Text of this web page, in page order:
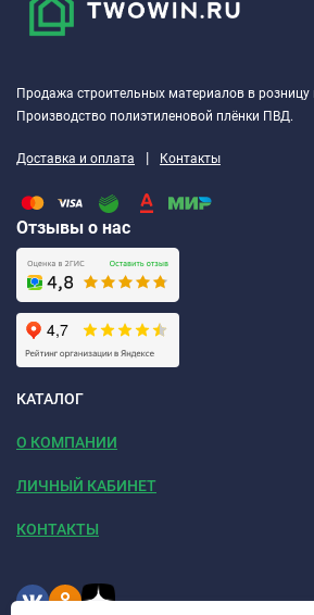
Продажа строительных материалов в розницу
Производство полиэтиленовой плёнки ПВД.
Доставка и оплата | Контакты
Отзывы о нас
КАТАЛОГ
О КОМПАНИИ
ЛИЧНЫЙ КАБИНЕТ
КОНТАКТЫ